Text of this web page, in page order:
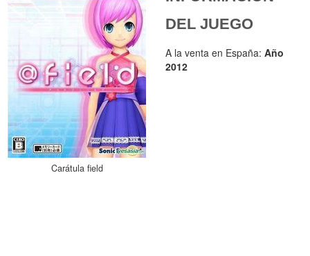
Carátula field
DEL JUEGO
A la venta en España:Año
2012